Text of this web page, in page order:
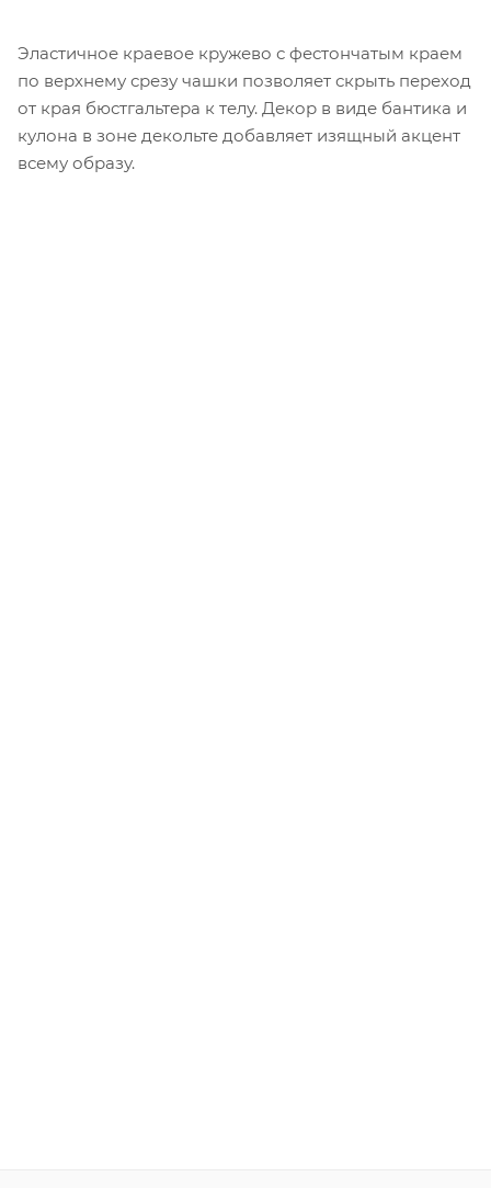
Эластичное краевое кружево с фестончатым краем
по верхнему срезу чашки позволяет скрыть переход
от края бюстгальтера к телу. Декор в виде бантика и
кулона в зоне декольте добавляет изящный акцент
всему образу.